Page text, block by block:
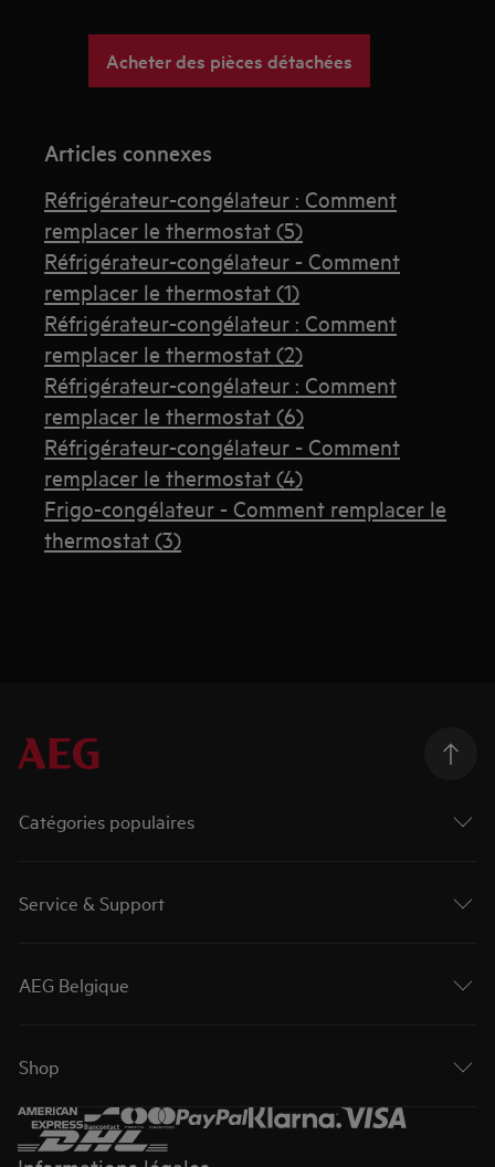
Acheter des pièces détachées
Articles connexes
Réfrigérateur-congélateur : Comment
remplacer le thermostat (5)
Réfrigérateur-congélateur - Comment
remplacer le thermostat (1)
Réfrigérateur-congélateur : Comment
remplacer le thermostat (2)
Réfrigérateur-congélateur : Comment
remplacer le thermostat (6)
Réfrigérateur-congélateur - Comment
remplacer le thermostat (4)
Frigo-congélateur - Comment remplacer le
thermostat (3)
Catégories populaires
Service & Support
AEG Belgique
Shop